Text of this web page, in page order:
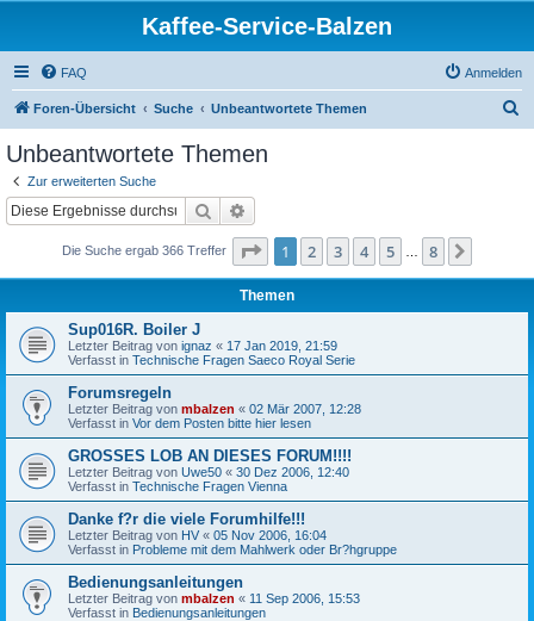
Kaffee-Service-Balzen
FAQ Anmelden
Foren-Übersicht Suche Unbeantwortete Themen
Unbeantwortete Themen
Zur erweiterten Suche
Suche
Die Suche ergab 366 Treffer Seite 1von
1 2 3 4 5 8
Themen
Sup016R. Boiler J
Letzter Beitrag von ignaz « 17 Jan 2019, 21:59
Verfasst in Technische Fragen Saeco Royal Serie
Forumsregeln
Letzter Beitrag von mbalzen « 02 Mär 2007, 12:28
Verfasst in Vor dem Posten bitte hier lesen
GROSSES LOB AN DIESES FORUM!!!!
Letzter Beitrag von Uwe50 « 30 Dez 2006, 12:40
Verfasst in Technische Fragen Vienna
Danke f?r die viele Forumhilfe!!!
Letzter Beitrag von HV « 05 Nov 2006, 16:04
Verfasst in Probleme mit dem Mahlwerk oder Br?hgruppe
Bedienungsanleitungen
Letzter Beitrag von mbalzen « 11 Sep 2006, 15:53
Verfasst in Bedienungsanleitungen